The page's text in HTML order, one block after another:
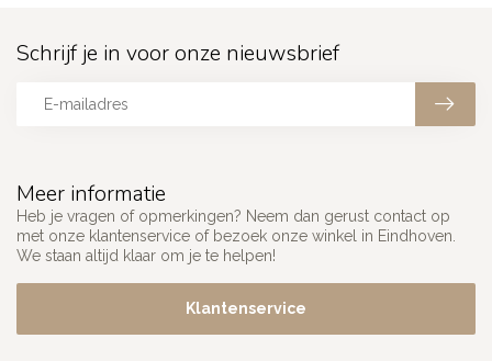
Meer informatie
Heb je vragen of opmerkingen? Neem dan gerust contact op
met onze klantenservice of bezoek onze winkel in Eindhoven.
We staan altijd klaar om je te helpen!
Klantenservice
Schrijf je in voor onze nieuwsbrief